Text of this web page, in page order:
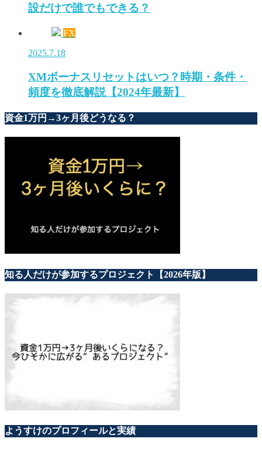
設だけで誰でもできる？
FX
2025.7.18
XMボーナスリセットはいつ？時期・条件・
頻度を徹底解説【2024年最新】
資金1万円→3ヶ月後どうなる？
知る人だけが参加するプロジェクト【2026年版】
ようすけのプロフィールと実績